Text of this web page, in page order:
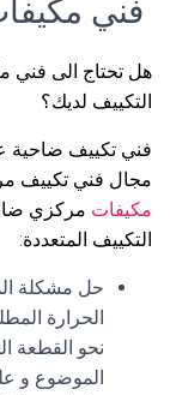
فني
هل تحتاج الى
التكييف لديك؟
فني تكييف ضاحية
مجال فني تكييف
مكيفات مركزي
التكييف المتعددة:
حل مشكلة
الحرارة
نحو القطعة
الموضوع و